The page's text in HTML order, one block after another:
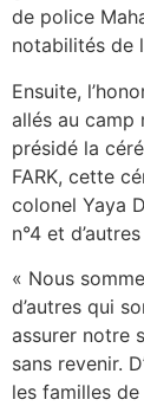
de police
notabilités de
Ensuite,
allés au camp
présidé la
FARK, cette
colonel Yaya
n°4 et
« Nous
d’autres qui
assurer notre
sans revenir.
les familles